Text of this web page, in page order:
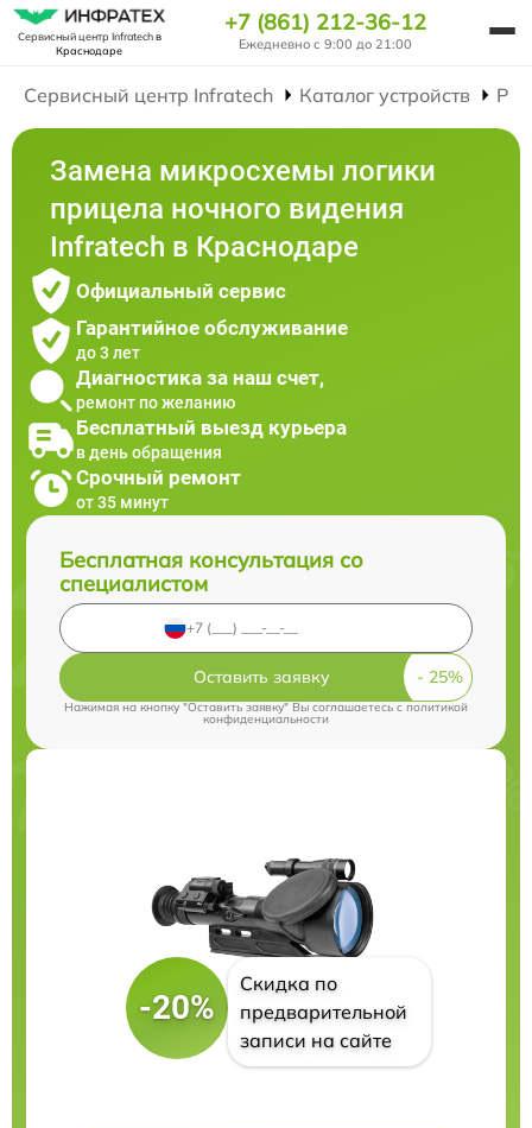
Сервисный центр Infratechв
Краснодаре
+7 (861) 212-36-12
Ежедневно с 9:00 до 21:00
Сервисный центр Infratech Каталог устройств
Замена микросхемы логики
прицела ночного видения
Infratech в Краснодаре
Официальный сервис
Гарантийное обслуживание
до 3 лет
Диагностика за наш счет,
ремонт по желанию
Бесплатный выезд курьера
в день обращения
Срочный ремонт
от 35 минут
Бесплатная консультация со
специалистом
Оставить заявку
Нажимая на кнопку "Оставить заявку" Вы соглашаетесь cполитикой
конфиденциальности
-20%
Скидка по
предварительной
записи на сайте